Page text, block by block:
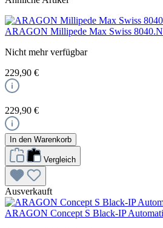
ARAGON Millipede Max Swiss
Nicht mehr verfügbar
229,90 €
229,90 €
In den Warenkorb
Vergleich
Ausverkauft
ARAGON Concept S Black-IP